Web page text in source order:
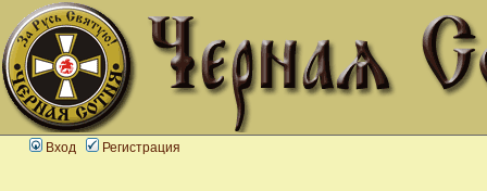
Вход Регистрация